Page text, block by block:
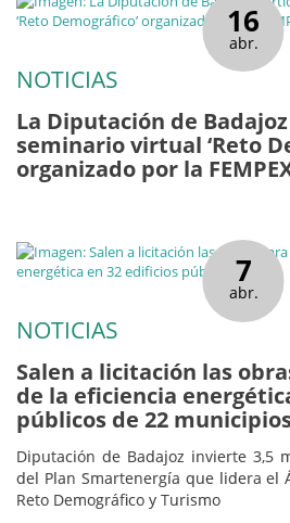
16
abr.
NOTICIAS
La Diputación de
seminario virtual ‘Reto
organizado por la
7
abr.
NOTICIAS
Salen a licitación las
de la eficiencia
públicos de 22
Diputación de Badajoz invierte 3,5
del Plan Smartenergía que lidera el
Reto Demográfico y Turismo